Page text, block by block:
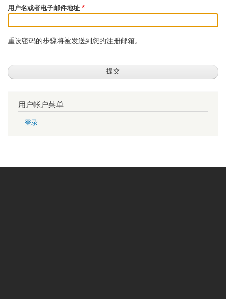
用户名或者电子邮件地址
重设密码的步骤将被发送到您的注册邮箱。
用户帐户菜单
登录